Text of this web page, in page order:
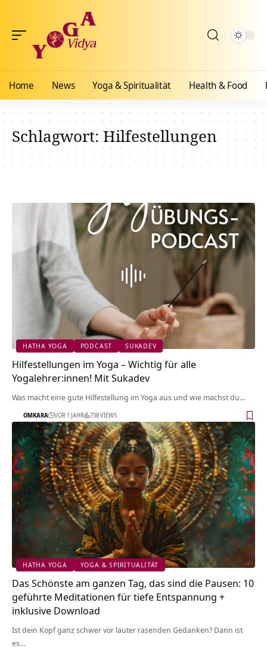
Home News Yoga & Spiritualität Health & Food
Schlagwort:Hilfestellungen
HATHA YOGA PODCAST SUKADEV
Hilfestellungen im Yoga – Wichtig für alle
Yogalehrer:innen! Mit Sukadev
Was macht eine gute Hilfestellung im Yoga aus und wie machst du…
OMKARA VOR 1 JAHR 738 VIEWS
HATHA YOGA YOGA & SPIRITUALITÄT
Das Schönste am ganzen Tag, das sind die Pausen: 10
geführte Meditationen für tiefe Entspannung +
inklusive Download
Ist dein Kopf ganz schwer vor lauter rasenden Gedanken? Dann ist
es…